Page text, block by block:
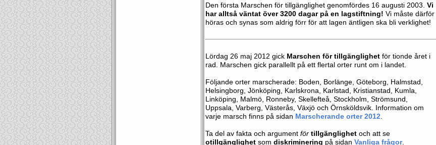
Den första Marschen för tillgänglighet genomfördes 16 augusti 2003. Vi
har alltså väntat över 3200 dagar på en lagstiftning! Vi måste därför
höras och synas som aldrig förr för att lagen äntligen ska bli verklighet!
Lördag 26 maj 2012 gick Marschen för tillgänglighet för tionde året i
rad. Marschen gick parallellt på ett flertal orter runt om i landet.
Följande orter marscherade: Boden, Borlänge, Göteborg, Halmstad,
Helsingborg, Jönköping, Karlskrona, Karlstad, Kristianstad, Kumla,
Linköping, Malmö, Ronneby, Skellefteå, Stockholm, Strömsund,
Uppsala, Varberg, Västerås, Växjö och Örnsköldsvik. Information om
varje marsch finns på sidan Marscherande orter 2012
Ta del av fakta och argument för tillgänglighet och att se
otillgänglighet som diskriminering på sidan Vanliga frågor.